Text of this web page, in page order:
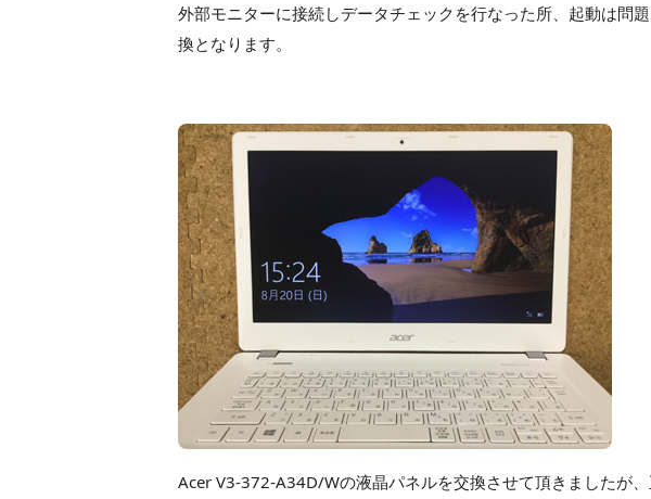
外部モニターに接続しデータチェックを行なった所、起動は問
換となります。
Acer V3-372-A34D/Wの液晶パネルを交換させて頂きましたが